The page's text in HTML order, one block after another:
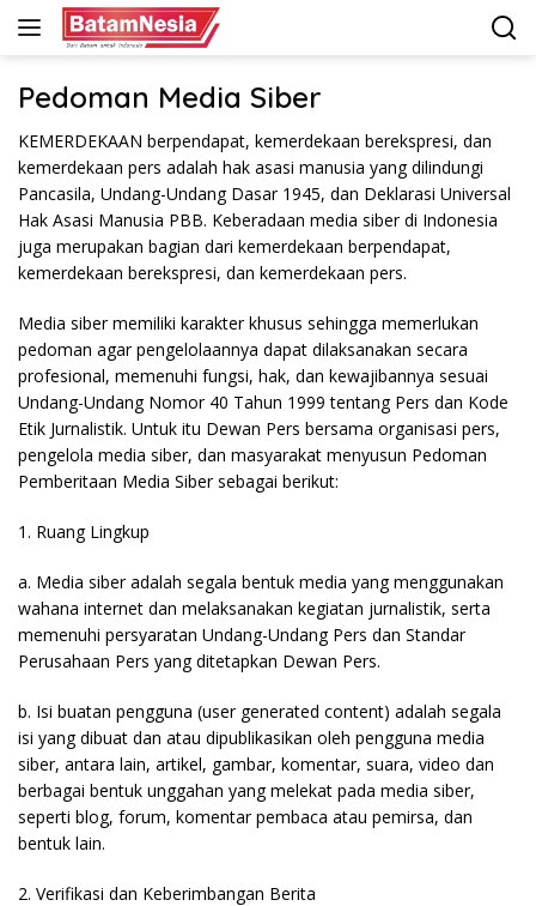
Langsung
Pedoman Media Siber
KEMERDEKAAN berpendapat, kemerdekaan berekspresi, dan
kemerdekaan pers adalah hak asasi manusia yang dilindungi
Pancasila, Undang-Undang Dasar 1945, dan Deklarasi Universal
Hak Asasi Manusia PBB. Keberadaan media siber di Indonesia
juga merupakan bagian dari kemerdekaan berpendapat,
kemerdekaan berekspresi, dan kemerdekaan pers.
Media siber memiliki karakter khusus sehingga memerlukan
pedoman agar pengelolaannya dapat dilaksanakan secara
profesional, memenuhi fungsi, hak, dan kewajibannya sesuai
Undang-Undang Nomor 40 Tahun 1999 tentang Pers dan Kode
Etik Jurnalistik. Untuk itu Dewan Pers bersama organisasi pers,
pengelola media siber, dan masyarakat menyusun Pedoman
Pemberitaan Media Siber sebagai berikut:
1. Ruang Lingkup
a. Media siber adalah segala bentuk media yang menggunakan
wahana internet dan melaksanakan kegiatan jurnalistik, serta
memenuhi persyaratan Undang-Undang Pers dan Standar
Perusahaan Pers yang ditetapkan Dewan Pers.
b. Isi buatan pengguna (user generated content) adalah segala
isi yang dibuat dan atau dipublikasikan oleh pengguna media
siber, antara lain, artikel, gambar, komentar, suara, video dan
berbagai bentuk unggahan yang melekat pada media siber,
seperti blog, forum, komentar pembaca atau pemirsa, dan
bentuk lain.
2. Verifikasi dan Keberimbangan Berita